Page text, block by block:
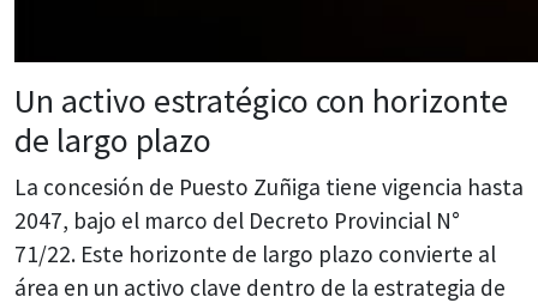
Un activo estratégico con horizonte
de largo plazo
La concesión de Puesto Zuñiga tiene vigencia hasta
2047, bajo el marco del Decreto Provincial N°
71/22. Este horizonte de largo plazo convierte al
área en un activo clave dentro de la estrategia de